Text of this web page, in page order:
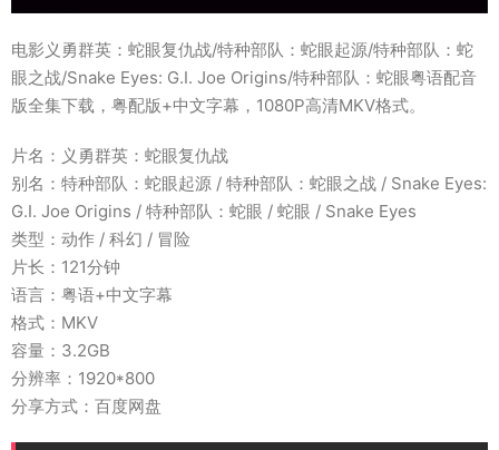
电影义勇群英：蛇眼复仇战/特种部队：蛇眼起源/特种部队：蛇
眼之战/Snake Eyes: G.I. Joe Origins/特种部队：蛇眼粤语配音
版全集下载，粤配版+中文字幕，1080P高清MKV格式。
片名：义勇群英：蛇眼复仇战
别名：特种部队：蛇眼起源 / 特种部队：蛇眼之战 / Snake Eyes:
G.I. Joe Origins / 特种部队：蛇眼 / 蛇眼 / Snake Eyes
类型：动作 / 科幻 / 冒险
片长：121分钟
语言：粤语+中文字幕
格式：MKV
容量：3.2GB
分辨率：1920*800
分享方式：百度网盘